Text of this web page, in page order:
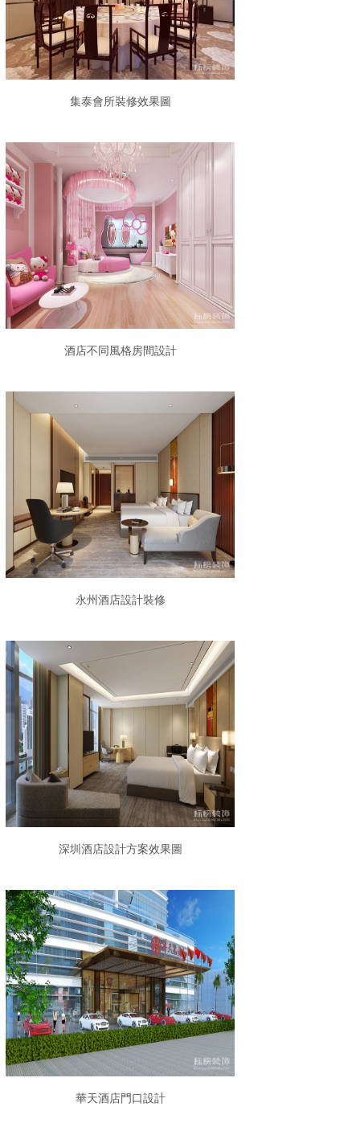
集泰會所裝修效果圖
酒店不同風格房間設計
永州酒店設計裝修
深圳酒店設計方案效果圖
華天酒店門口設計